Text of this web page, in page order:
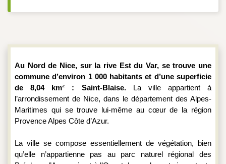
Au Nord de Nice, sur la rive Est du Var, se trouve une
commune d’environ 1 000 habitants et d’une superficie
de 8,04 km² : Saint-Blaise.
La ville appartient à
l’arrondissement de Nice, dans le département des Alpes-
Maritimes qui se trouve lui-même au cœur de la région
Provence Alpes Côte d’Azur.
La ville se compose essentiellement de végétation, bien
qu’elle n’appartienne pas au parc naturel régional des